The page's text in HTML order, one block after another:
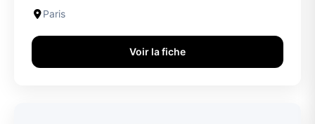
Paris
Voir la fiche